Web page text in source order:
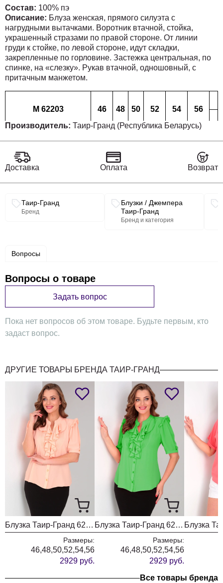
Состав: 100% пэ
Описание: Блуза женская, прямого силуэта с
нагрудными вытачками. Воротник втачной, стойка,
украшенный стразами по правой стороне. От линии
груди к стойке, по левой стороне, идут складки,
закрепленные по горловине. Застежка центральная, по
спинке, на «слезку». Рукав втачной, одношовный, с
притачным манжетом.
М 62203 46 48 50 52 54 56
Ширина спинки, (см) 36 38 38 40,5 40,5 40,5
Ширина под
53 55 57 59
Ширина по бедрам,
Ширина плеча, (см) 10
Длина рукава, (см)
проймой (обхват),
(см)
38 40 42 42 45 46
Длина полочки (
центр ), (см)
61 63
Производитель: Таир-Гранд (Республика Беларусь)
Доставка Оплата Возврат
Связанные разделы каталога
Таир-Гранд
Бренд
Блузки / Джемпера
Таир-Гранд
Бренд и категория
Вопросы
Вопросы о товаре
Задать вопрос
Пока нет вопросов об этом товаре. Будьте первым, кто
задаст вопрос.
ДРУГИЕ ТОВАРЫ БРЕНДА ТАИР-ГРАНД
Блузка Таир-Гранд 62417 персик
Размеры:
46,48,50,52,54,56
2929 руб.
Блузка Таир-Гранд 62417 зеленый
Размеры:
46,48,50,52,54,56
2929 руб.
Все товары бренда